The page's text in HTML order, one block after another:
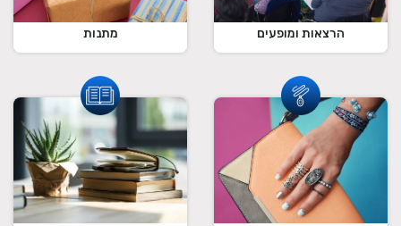
הרצאות ומופעים מתנות